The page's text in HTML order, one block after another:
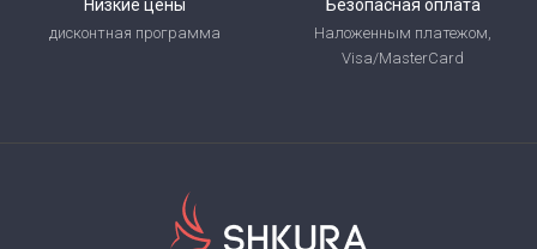
Низкие цены
дисконтная программа
Безопасная оплата
Наложенным платежом,
Visa/MasterCard